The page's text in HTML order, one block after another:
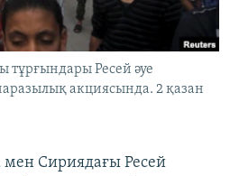
тұрғындары Ресей әуе
акциясында. 2 қазан
Сириядағы Ресей